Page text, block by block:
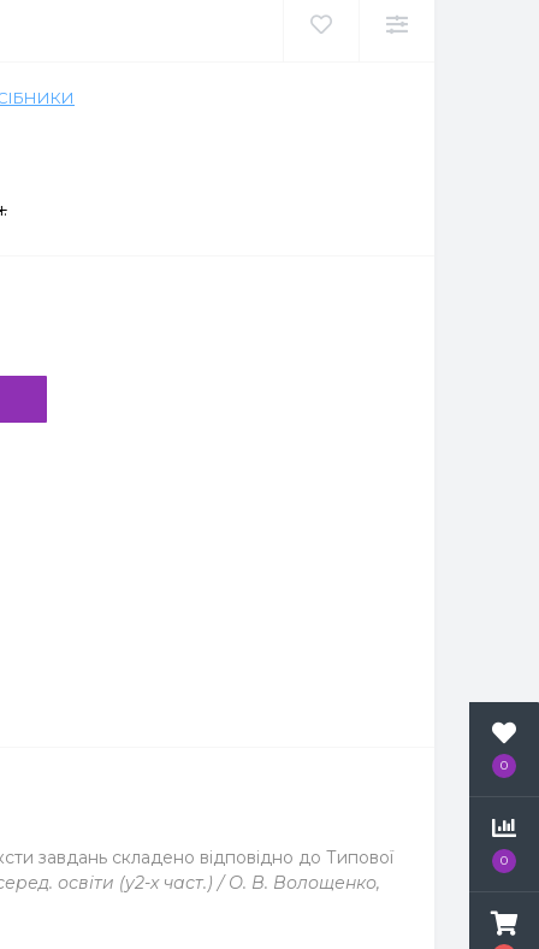
0
0
завдань складено відповідно до Типової
освіти (у2-х част.) / О. В. Волощенко,